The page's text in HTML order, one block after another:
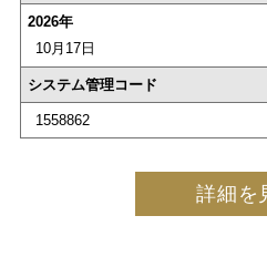
2026年
10月17日
システム管理コード
1558862
詳細を